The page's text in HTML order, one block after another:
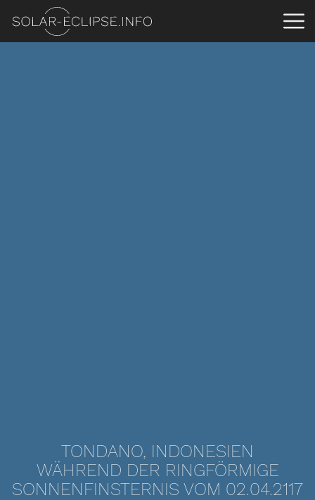
TONDANO, INDONESIEN
WÄHREND DER RINGFÖRMIGE
SONNENFINSTERNIS VOM 02.04.2117